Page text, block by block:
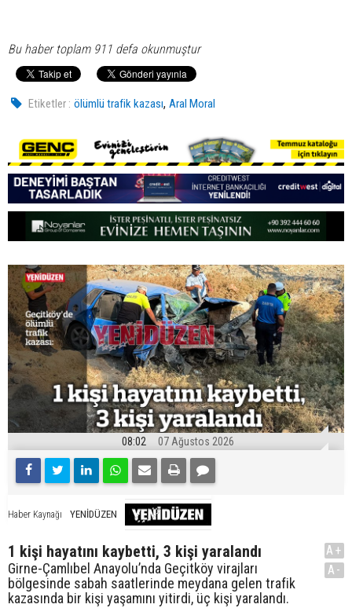
Bu haber toplam 911 defa okunmuştur
Etiketler : ölümlü trafik kazası,Aral Moral
08:02 07 Ağustos 2026
Haber Kaynağı YENİDÜZEN
1 kişi hayatını kaybetti, 3 kişi yaralandı
Girne-Çamlıbel Anayolu’nda Geçitköy virajları
bölgesinde sabah saatlerinde meydana gelen trafik
kazasında bir kişi yaşamını yitirdi, üç kişi yaralandı.
A+
A-